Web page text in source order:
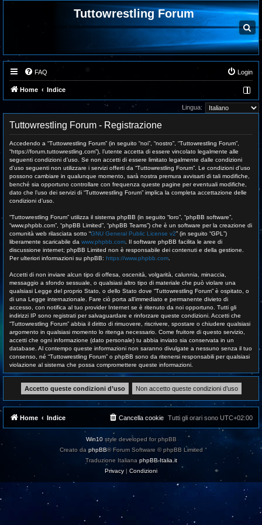
Tuttowrestling Forum
C
e
r
c
a
FAQ Login
Home Indice
Lingua:
Tuttowrestling Forum - Registrazione
Accedendo a “Tuttowrestling Forum” (in seguito “noi”, “nostro”, “Tuttowrestling Forum”,
“https://forum.tuttowrestling.com”), l’utente accetta di essere vincolato legalmente alle
seguenti condizioni d’uso. Se non accetti di essere limitato legalmente dalle condizioni
d’uso seguenti non utilizzare i servizi offerti da “Tuttowrestling Forum”. Le condizioni d’uso
possono cambiare in qualunque momento, sarà nostra premura avvisarti di tali modifiche,
benché sia opportuno controllare con frequenza queste pagine per eventuali modifiche,
dato che l’uso dei servizi di “Tuttowrestling Forum” implica la completa accettazione delle
condizioni d’uso.
“Tuttowrestling Forum” utilizza il sistema phpBB (in seguito “loro”, “phpBB software”,
“www.phpbb.com”, “phpBB Limited”, “phpBB Teams”) che è un software per la creazione di
comunità web rilasciata sotto “GNU General Public License v2” (in seguito “GPL”)
liberamente scaricabile da www.phpbb.com . Il software phpBB facilita le aree di
discussione internet; phpBB Limited non è responsabile dei contenuti e della gestione.
Per ulteriori informazioni su phpBB: https://www.phpbb.com
Accetti di non inviare alcun tipo di offesa, oscenità, volgarità, calunnia, minaccia,
messaggio a sfondo sessuale, o qualsiasi altro tipo di materiale che può violare una
qualsiasi Legge del proprio Stato, o dello Stato dove “Tuttowrestling Forum” è ospitato, o
di una Legge internazionale. Fare ciò porta all’immediato e permanente divieto di
accesso, con notifica al tuo provider Internet se è ritenuto da noi opportuno. Tutti gli
indirizzi IP sono registrati per salvaguardare e rinforzare queste condizioni. Accetti che
“Tuttowrestling Forum” abbia il diritto di rimuovere, riscrivere, spostare o chiudere qualsiasi
argomento in qualsiasi momento lo ritenga necessario. Come fruitore di questo servizio,
accetti che ogni informazione (dato personale) tu abbia inviato sia conservata in un
database. Al contempo queste informazioni non saranno divulgate a nessuno senza il tuo
consenso, né “Tuttowrestling Forum” o phpBB sono da ritenersi responsabili per qualsiasi
violazione al sistema che possa compromettere queste informazioni.
Home Indice Tutti gli orari sono UTC+02:00
Cancella cookie
Win10style developed for phpBB
Creato da phpBB® Forum Software © phpBB Limited
Traduzione Italiana phpBB-Italia.it
Privacy | Condizioni